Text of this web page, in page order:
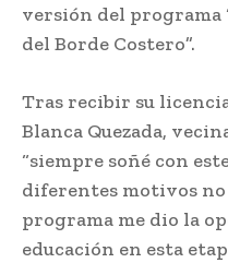
versión del programa
del Borde Costero”.
Tras recibir su
Blanca Quezada,
“siempre soñé con
diferentes motivos no
programa me dio la
educación en esta